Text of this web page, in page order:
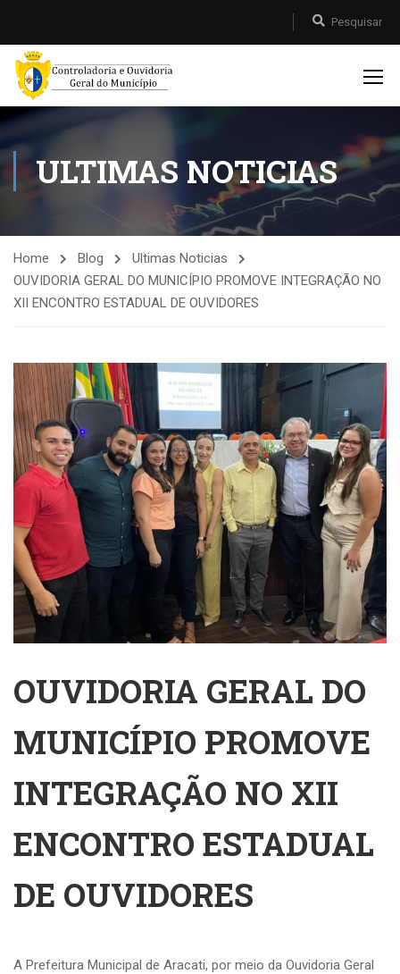
ULTIMAS NOTICIAS
Home Blog
Ultimas Noticias
OUVIDORIA GERAL DO MUNICÍPIO PROMOVE INTEGRAÇÃO NO
XII ENCONTRO ESTADUAL DE OUVIDORES
OUVIDORIA GERAL DO
MUNICÍPIO PROMOVE
INTEGRAÇÃO NO XII
ENCONTRO ESTADUAL
DE OUVIDORES
A Prefeitura Municipal de Aracati, por meio da Ouvidoria Geral